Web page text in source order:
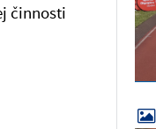
činnosti